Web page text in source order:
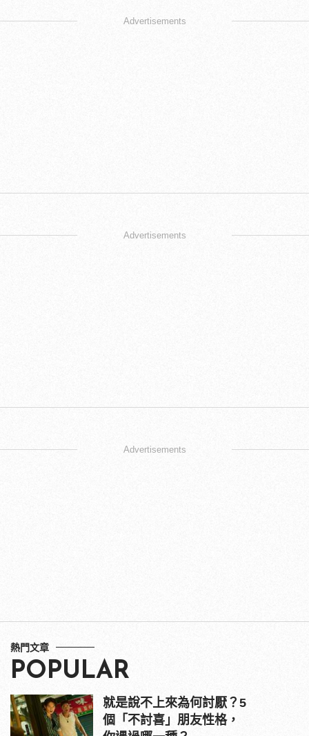
Advertisements
Advertisements
Advertisements
熱門文章
POPULAR
就是說不上來為何討厭？5
個「不討喜」朋友性格，